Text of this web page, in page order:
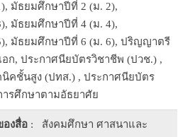
มัธยมศึกษาปีที่ 2 (ม. 2),
มัธยมศึกษาปีที่ 4 (ม. 4),
มัธยมศึกษาปีที่ 6 (ม. 6), ปริญญาตรี
ก, ประกาศนียบัตรวิชาชีพ (ปวช.) ,
คชั้นสูง (ปทส.) , ประกาศนียบัตร
รศึกษาตามอัธยาศัย
องสื่อ : สังคมศึกษา ศาสนาและ